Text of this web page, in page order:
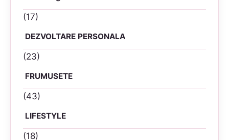
(17)
DEZVOLTARE PERSONALA
(23)
FRUMUSETE
(43)
LIFESTYLE
(18)